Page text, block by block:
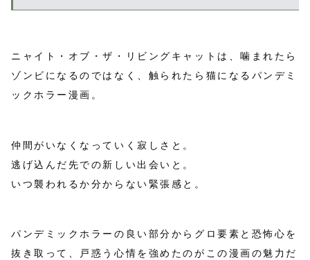
ニャイト・オブ・ザ・リビングキャットは、噛まれたら
ゾンビになるのではなく、触られたら猫になるパンデミ
ックホラー漫画。
仲間がいなくなっていく寂しさと。
逃げ込んだ先での新しい出会いと。
いつ襲われるか分からない緊張感と。
パンデミックホラーの良い部分からグロ要素と恐怖心を
抜き取って、戸惑う心情を強めたのがこの漫画の魅力だ